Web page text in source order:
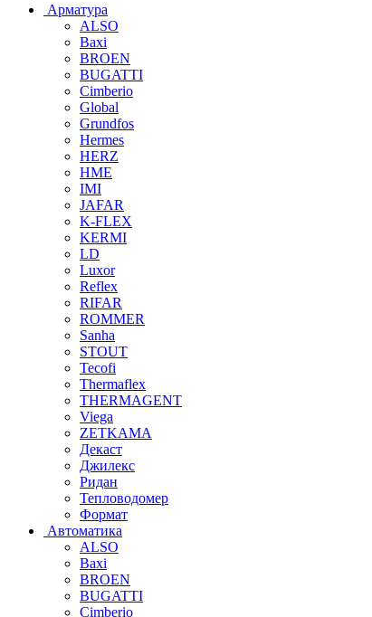
Арматура
ALSO
Baxi
BROEN
BUGATTI
Cimberio
Global
Grundfos
Hermes
HERZ
HME
IMI
JAFAR
K-FLEX
KERMI
LD
Luxor
Reflex
RIFAR
ROMMER
Sanha
STOUT
Tecofi
Thermaflex
THERMAGENT
Viega
ZETKAMA
Декаст
Джилекс
Ридан
Тепловодомер
Формат
Автоматика
ALSO
Baxi
BROEN
BUGATTI
Cimberio